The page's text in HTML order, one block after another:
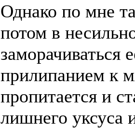
Однако по мне
потом в
прилипанием к
пропитается и
лишнего уксуса